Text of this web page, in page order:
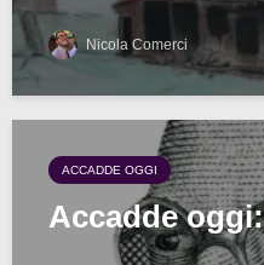
Nicola Comerci
ACCADDE OGGI
Accadde